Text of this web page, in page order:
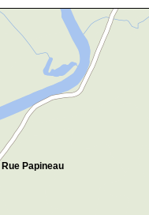
Rue Papineau